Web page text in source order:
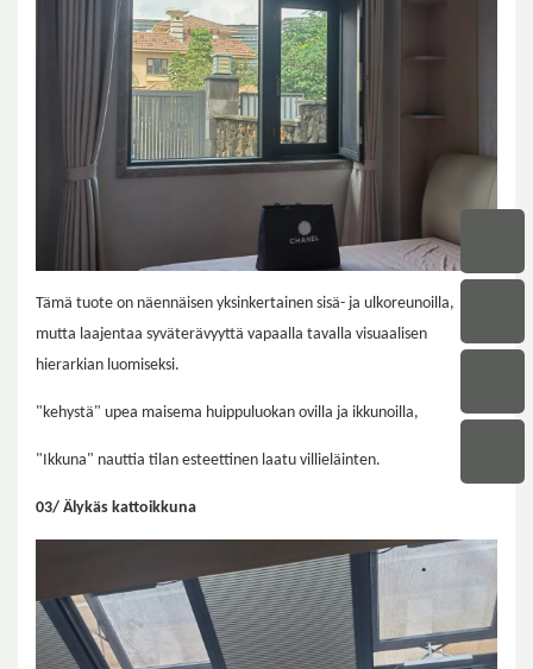
Tämä tuote on näennäisen yksinkertainen sisä- ja ulkoreunoilla,
mutta laajentaa syväterävyyttä vapaalla tavalla visuaalisen
hierarkian luomiseksi.
"kehystä" upea maisema huippuluokan ovilla ja ikkunoilla,
"Ikkuna" nauttia tilan esteettinen laatu villieläinten.
03/ Älykäs kattoikkuna